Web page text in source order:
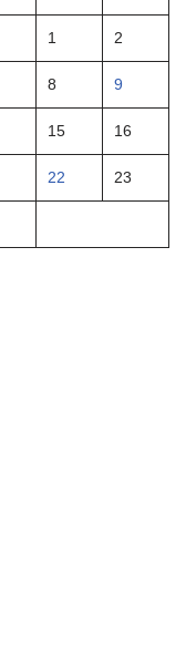
1 2
8 9
15 16
22 23